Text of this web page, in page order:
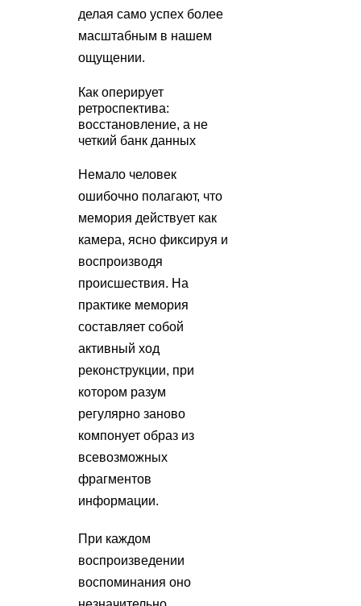
делая само успех более
масштабным в нашем
ощущении.
Как оперирует
ретроспектива:
восстановление, а не
четкий банк данных
Немало человек
ошибочно полагают, что
мемория действует как
камера, ясно фиксируя и
воспроизводя
происшествия. На
практике мемория
составляет собой
активный ход
реконструкции, при
котором разум
регулярно заново
компонует образ из
всевозможных
фрагментов
информации.
При каждом
воспроизведении
воспоминания оно